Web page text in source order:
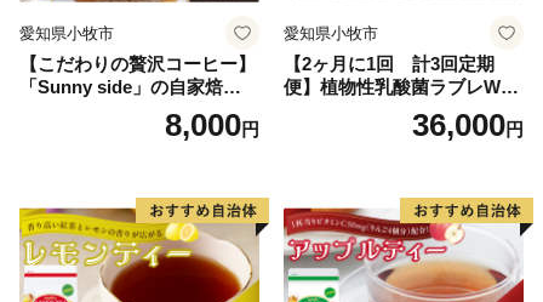
愛知県小牧市
【こだわりの贅沢コーヒー】
「Sunny side」の自家焙煎珈
琲こまきブレンド（200g）
8,000円
愛知県小牧市
【2ヶ月に1回 計3回定期
便】植物性乳酸菌ラブレW
プレーン36本（計108本）
36,000円